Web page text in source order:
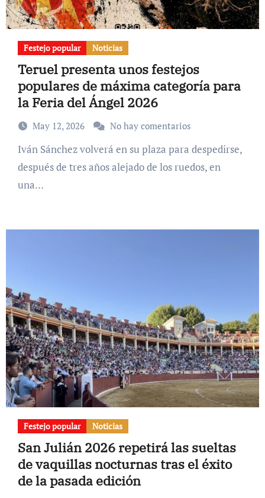
Festejo popular Noticias
Teruel presenta unos festejos
populares de máxima categoría para
la Feria del Ángel 2026
May 12, 2026 No hay comentarios
Iván Sánchez volverá en su plaza para despedirse,
después de tres años alejado de los ruedos, en
una…
Festejo popular Noticias
San Julián 2026 repetirá las sueltas
de vaquillas nocturnas tras el éxito
de la pasada edición